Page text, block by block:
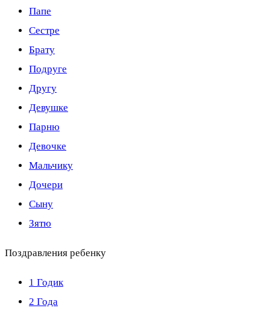
Папе
Сестре
Брату
Подруге
Другу
Девушке
Парню
Девочке
Мальчику
Дочери
Сыну
Зятю
Поздравления ребенку
1 Годик
2 Года